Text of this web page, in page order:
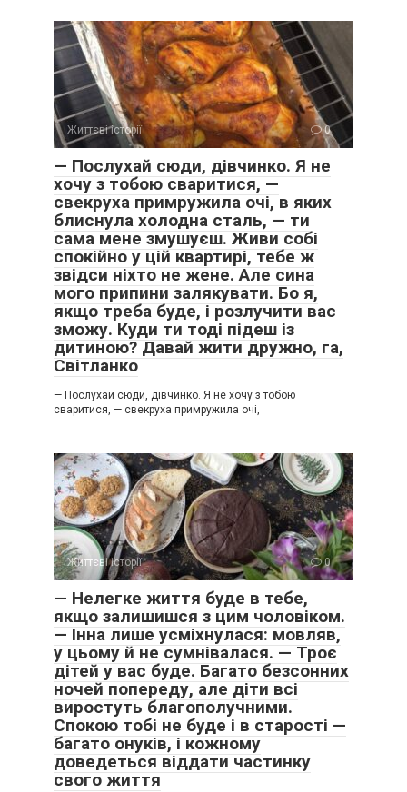
Життєві історії 0
— Послухай сюди, дівчинко. Я не
хочу з тобою сваритися, —
свекруха примружила очі, в яких
блиснула холодна сталь, — ти
сама мене змушуєш. Живи собі
спокійно у цій квартирі, тебе ж
звідси ніхто не жене. Але сина
мого припини залякувати. Бо я,
якщо треба буде, і розлучити вас
зможу. Куди ти тоді підеш із
дитиною? Давай жити дружно, га,
Світланко
— Послухай сюди, дівчинко. Я не хочу з тобою
сваритися, — свекруха примружила очі,
Життєві історії 0
— Нелегке життя буде в тебе,
якщо залишишся з цим чоловіком.
— Інна лише усміхнулася: мовляв,
у цьому й не сумнівалася. — Троє
дітей у вас буде. Багато безсонних
ночей попереду, але діти всі
виростуть благополучними.
Спокою тобі не буде і в старості —
багато онуків, і кожному
доведеться віддати частинку
свого життя